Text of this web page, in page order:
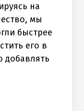
на
мы
быстрее
его в
добавлять